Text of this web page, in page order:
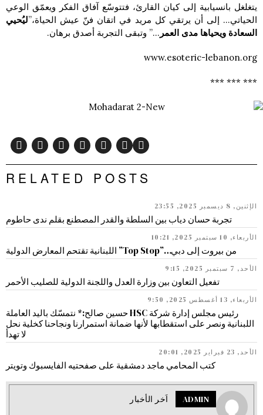
يتغلغل بانسيابية إلى كيان القارئ، فتتوسّع آفاق الفكر ويعمّق الوعي
الحياتي… إلى أن يرتقي كل مريد في اتقان فنّ عيش الحياة،”ليُحيي
السعادة ويحياها مدى العمر …” وتبقى التجربة أصدق برهان.
www.esoteric-lebanon.org
*** *** ***
RELATED POSTS
الإثنين, 8 ديسمبر 2025, 23:55
تجربة حسان دياب بين السلطة والقدر المصطنع بقلم ندى حاطوم
الأربعاء, 10 سبتمبر 2025, 10:21
من بيروت إلى دبي…”Top Stop” اللبنانية تقتحم المعارض الدولية
الأحد, 7 سبتمبر 2025, 9:15
تفعيل التعاون بين وزارة العدل واللجنة الدولية للصليب الأحمر
الأربعاء, 13 أغسطس 2025, 9:50
رئيس مجلس إدارة شركة HSC حسين صالح:* نتمسّك باليد العاملة
اللبنانية ونصر على استقطابها لأنها ضمانة استمرارنا ونجاحنا كخلية نحل
لا تهدأ
الأحد, 23 فبراير 2025, 20:01
كتب المحامي ماجد دمشقية على صفحتيه الفايسبوك وتويتر
ADMIN اَخر الأخبار